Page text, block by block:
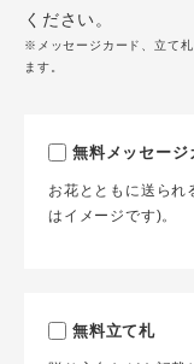
ください。
※メッセージカード、立て
ます。
無料メッセージ
お花とともに送られ
はイメージです)。
無料立て札